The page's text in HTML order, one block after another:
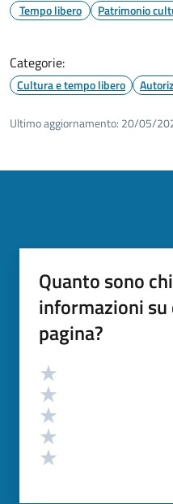
Tempo libero Patrimonio
Categorie:
Cultura e tempo libero
Ultimo aggiornamento: 20/05/
Quanto sono
informazioni su
pagina?
Valutazione